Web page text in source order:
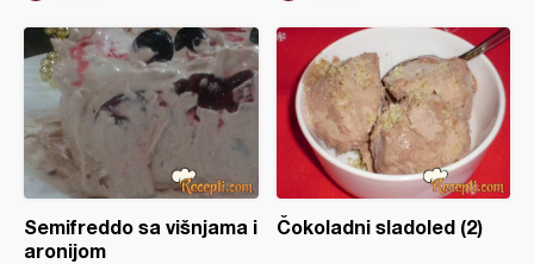
Semifreddo sa višnjama i
aronijom
Čokoladni sladoled (2)